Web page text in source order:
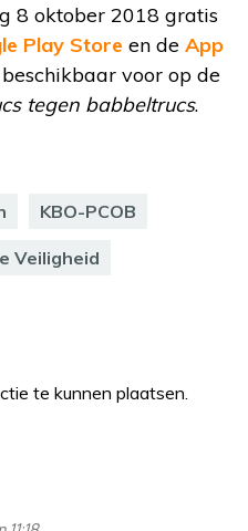
8 oktober 2018 gratis
Play Store en de App
voor op de
tegen babbeltrucs.
KBO-PCOB
Veiligheid
te kunnen plaatsen.